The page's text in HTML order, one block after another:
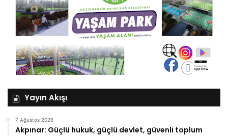
Yayın Akışı
7 Ağustos 2026
Akpınar: Güçlü hukuk, güçlü devlet, güvenli toplum